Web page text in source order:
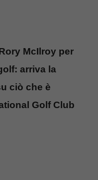
McIlroy per
arriva la
ciò che è
Golf Club